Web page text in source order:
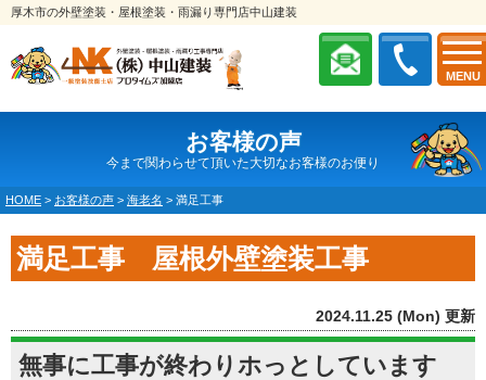
MENU
厚木市の外壁塗装・屋根塗装・雨漏り専門店中山建装
お客様の声
今まで関わらせて頂いた大切なお客様のお便り
HOME > お客様の声 > 海老名 > 満足工事
満足工事 屋根外壁塗装工事
2024.11.25 (Mon) 更新
無事に工事が終わりホっとしています